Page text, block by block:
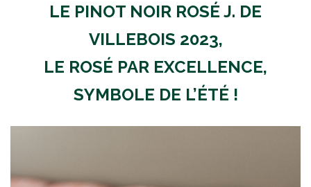
LE PINOT NOIR ROSÉ J. DE
VILLEBOIS 2023,
LE ROSÉ PAR EXCELLENCE,
SYMBOLE DE L’ÉTÉ !